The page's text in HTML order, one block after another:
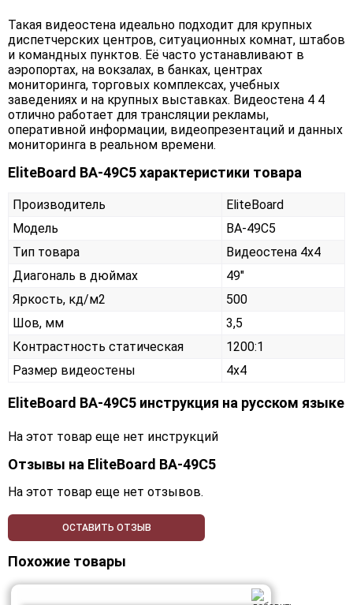
Такая видеостена идеально подходит для крупных
диспетчерских центров, ситуационных комнат, штабов
и командных пунктов. Её часто устанавливают в
аэропортах, на вокзалах, в банках, центрах
мониторинга, торговых комплексах, учебных
заведениях и на крупных выставках. Видеостена 4 4
отлично работает для трансляции рекламы,
оперативной информации, видеопрезентаций и данных
мониторинга в реальном времени.
EliteBoard BA-49C5 характеристики товара
Производитель
EliteBoard
Модель
BA-49C5
Тип товара
Видеостена 4х4
Диагональ в дюймах
49"
Яркость, кд/м2
500
Шов, мм
3,5
Контрастность статическая
1200:1
Размер видеостены
4x4
EliteBoard BA-49C5 инструкция на русском языке
На этот товар еще нет инструкций
Отзывы на EliteBoard BA-49C5
На этот товар еще нет отзывов.
ОСТАВИТЬ ОТЗЫВ
Похожие товары